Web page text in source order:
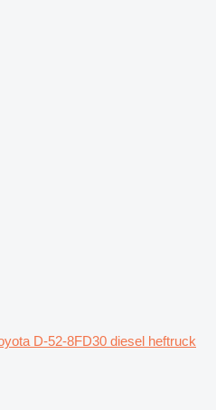
D-52-8FD30 diesel heftruck